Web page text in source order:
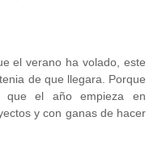
el verano ha volado, este
de que llegara. Porque
el año empieza en
y con ganas de hacer